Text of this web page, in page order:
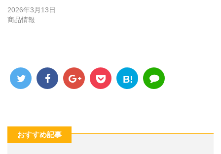
2026年3月13日
商品情報
B!
おすすめ記事